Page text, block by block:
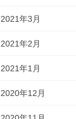
2021年3月
2021年2月
2021年1月
2020年12月